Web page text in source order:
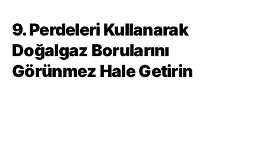
9. Perdeleri Kullanarak
Doğalgaz Borularını
Görünmez Hale Getirin